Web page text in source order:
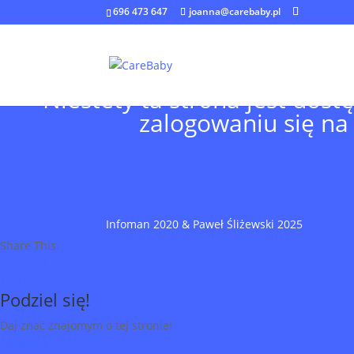
696 473 647 joanna@carebaby.pl
Niestety ta strona jest
zalogowaniu się
Infoman 2020 & Paweł Śliżewski 2025
Share This
Podziel się!
Daj znać znajomym o tej stronie!